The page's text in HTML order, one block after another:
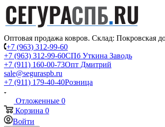
Оптовая продажа ковров. Склад: Покровская
+7 (963) 312-99-60
+7 (963) 312-99-60СПб Уткина Заводь
+7 (911) 160-00-73Опт Дмитрий
sale@seguraspb.ru
+7 (911) 179-40-40Розница
Отложенные 0
Корзина 0
Войти